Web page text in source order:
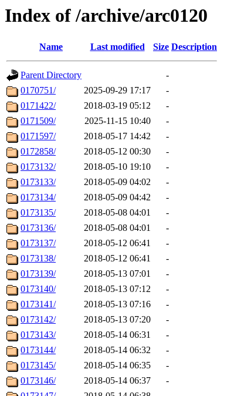
Index of /archive/arc0120
Name Last modified Size Description
Parent Directory
-
0170751/
2025-09-29 17:17
-
0171422/
2018-03-19 05:12
-
0171509/
2025-11-15 10:40
-
0171597/
2018-05-17 14:42
-
0172858/
2018-05-12 00:30
-
0173132/
2018-05-10 19:10
-
0173133/
2018-05-09 04:02
-
0173134/
2018-05-09 04:42
-
0173135/
2018-05-08 04:01
-
0173136/
2018-05-08 04:01
-
0173137/
2018-05-12 06:41
-
0173138/
2018-05-12 06:41
-
0173139/
2018-05-13 07:01
-
0173140/
2018-05-13 07:12
-
0173141/
2018-05-13 07:16
-
0173142/
2018-05-13 07:20
-
0173143/
2018-05-14 06:31
-
0173144/
2018-05-14 06:32
-
0173145/
2018-05-14 06:35
-
0173146/
2018-05-14 06:37
-